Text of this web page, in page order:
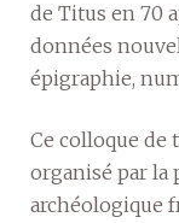
de Titus en 70
données
épigraphie,
Ce colloque de
organisé par la
archéologique